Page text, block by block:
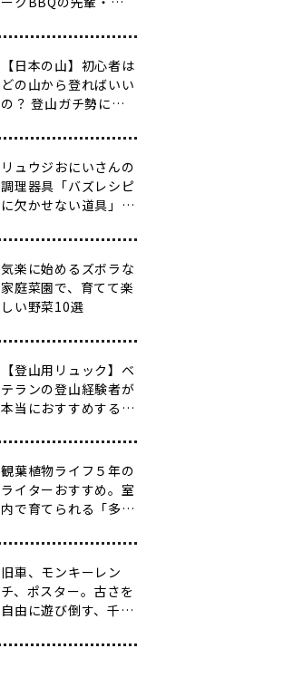
だわりのアイテム20
選
【日本の山】初心者は
どの山から登ればいい
の？ 登山ガチ勢に聞
ぎ】
リュウジおにいさんの
調理器具「バズレシピ
に欠かせない道具」５
気楽に始めるズボラな
家庭菜園で、育てて楽
しい野菜10選
【登山用リュック】ベ
テランの登山経験者が
本当におすすめする容
選
観葉植物ライフ５年の
ライターおすすめ。室
内で育てられる「多肉
育て方も紹介】
旧車、モンキーレン
チ、ポスター。古さを
自由に遊び倒す、千原
ージ愛」